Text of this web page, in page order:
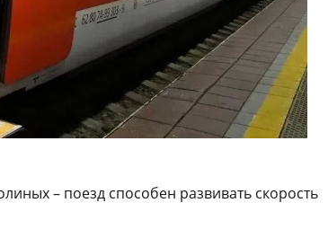
– поезд способен развивать скорость